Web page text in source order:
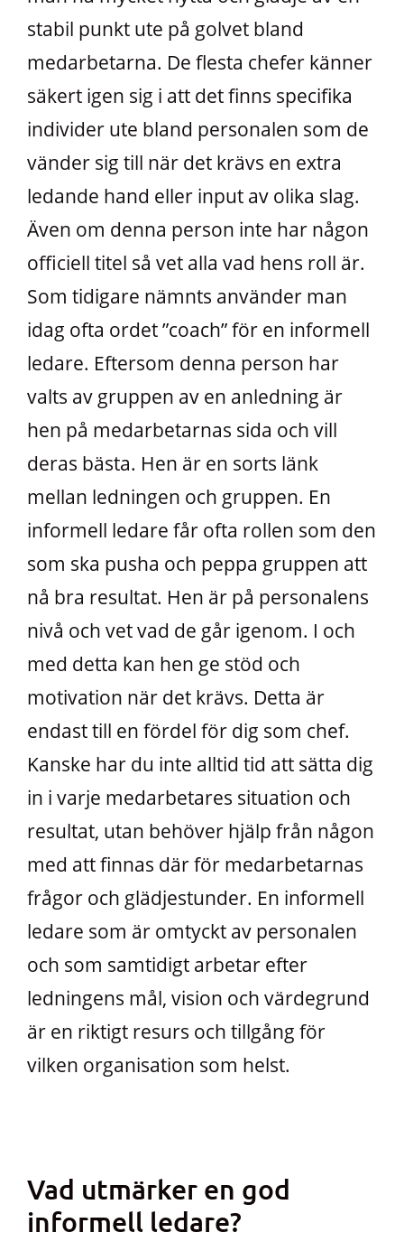
stabil punkt ute på golvet bland
medarbetarna. De flesta chefer känner
säkert igen sig i att det finns specifika
individer ute bland personalen som de
vänder sig till när det krävs en extra
ledande hand eller input av olika slag.
Även om denna person inte har någon
officiell titel så vet alla vad hens roll är.
Som tidigare nämnts använder man
idag ofta ordet ”coach” för en informell
ledare. Eftersom denna person har
valts av gruppen av en anledning är
hen på medarbetarnas sida och vill
deras bästa. Hen är en sorts länk
mellan ledningen och gruppen. En
informell ledare får ofta rollen som den
som ska pusha och peppa gruppen att
nå bra resultat. Hen är på personalens
nivå och vet vad de går igenom. I och
med detta kan hen ge stöd och
motivation när det krävs. Detta är
endast till en fördel för dig som chef.
Kanske har du inte alltid tid att sätta dig
in i varje medarbetares situation och
resultat, utan behöver hjälp från någon
med att finnas där för medarbetarnas
frågor och glädjestunder. En informell
ledare som är omtyckt av personalen
och som samtidigt arbetar efter
ledningens mål, vision och värdegrund
är en riktigt resurs och tillgång för
vilken organisation som helst.
Vad utmärker en god
informell ledare?